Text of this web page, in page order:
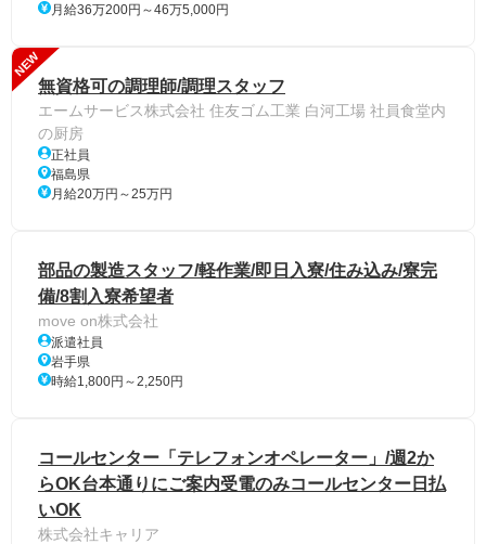
月給36万200円～46万5,000円
NEW
無資格可の調理師/調理スタッフ
エームサービス株式会社 住友ゴム工業 白河工場 社員食堂内
の厨房
正社員
福島県
月給20万円～25万円
部品の製造スタッフ/軽作業/即日入寮/住み込み/寮完
備/8割入寮希望者
move on株式会社
派遣社員
岩手県
時給1,800円～2,250円
コールセンター「テレフォンオペレーター」/週2か
らOK台本通りにご案内受電のみコールセンター日払
いOK
株式会社キャリア